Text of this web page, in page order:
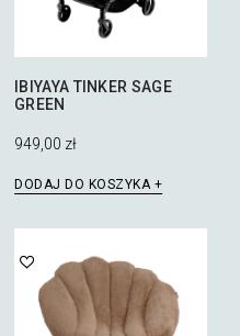
IBIYAYA TINKER SAGE
GREEN
949,00 zł
DODAJ DO KOSZYKA